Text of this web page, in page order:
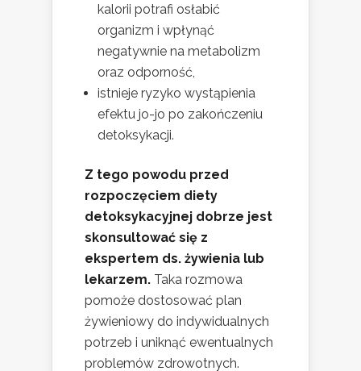
kalorii potrafi osłabić
organizm i wpłynąć
negatywnie na metabolizm
oraz odporność,
istnieje ryzyko wystąpienia
efektu jo-jo po zakończeniu
detoksykacji.
Z tego powodu przed
rozpoczęciem diety
detoksykacyjnej dobrze jest
skonsultować się z
ekspertem ds. żywienia lub
lekarzem. Taka rozmowa
pomoże dostosować plan
żywieniowy do indywidualnych
potrzeb i uniknąć ewentualnych
problemów zdrowotnych.